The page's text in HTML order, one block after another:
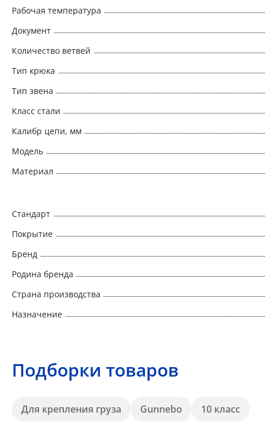
Рабочая температура
Документ
Количество ветвей
Тип крюка
Тип звена
Класс стали
Калибр цепи, мм
Модель
Материал
Стандарт
Покрытие
Бренд
Родина бренда
Страна производства
Назначение
Подборки товаров
Для крепления груза Gunnebo 10 класс